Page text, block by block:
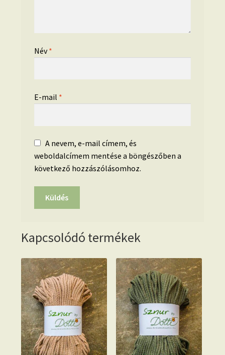
Név*
E-mail *
A nevem, e-mail címem, és
weboldalcímem mentése a böngészőben a
következő hozzászólásomhoz.
Kapcsolódó termékek